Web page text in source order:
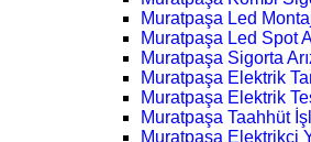
Muratpaşa Led
Muratpaşa Led Spot
Muratpaşa Sigorta
Muratpaşa Elektrik
Muratpaşa Elektrik
Muratpaşa Taahhüt
Muratpaşa Elektrikçi